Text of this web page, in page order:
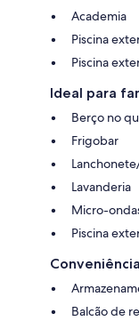
Academia
Piscina
Piscina
Ideal para
Berço no
Frigobar
Lavanderia
Micro-
Piscina
Balcão de